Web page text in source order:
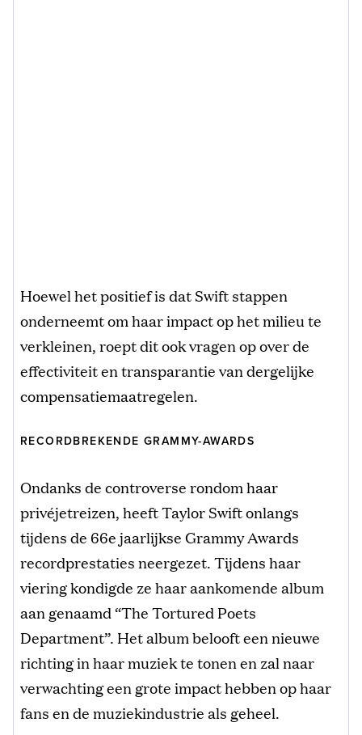
Hoewel het positief is dat Swift stappen
onderneemt om haar impact op het milieu te
verkleinen, roept dit ook vragen op over de
effectiviteit en transparantie van dergelijke
compensatiemaatregelen.
RECORDBREKENDE GRAMMY-AWARDS
Ondanks de controverse rondom haar
privéjetreizen, heeft Taylor Swift onlangs
tijdens de 66e jaarlijkse Grammy Awards
recordprestaties neergezet. Tijdens haar
viering kondigde ze haar aankomende album
aan genaamd “The Tortured Poets
Department”. Het album belooft een nieuwe
richting in haar muziek te tonen en zal naar
verwachting een grote impact hebben op haar
fans en de muziekindustrie als geheel.